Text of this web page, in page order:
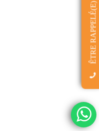
ÊTRE RAPPELÉ(E)